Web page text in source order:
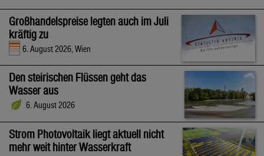
Großhandelspreise legten auch im Juli
kräftig zu
6. August 2026, Wien
Den steirischen Flüssen geht das
Wasser aus
6. August 2026
Strom Photovoltaik liegt aktuell nicht
mehr weit hinter Wasserkraft